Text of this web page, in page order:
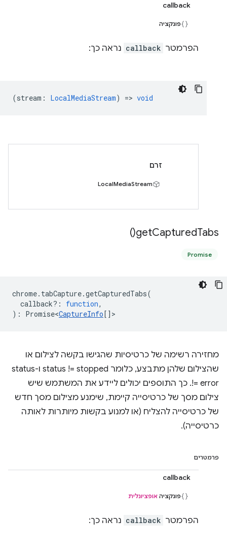
callback
פונקציה
הפרמטר callback נראה כך:
(stream : LocalMediaStream) => void
זרם
LocalMediaStream
getCapturedTabs(
)
Promise
chrome. tabCapture.getCapturedTabs(
callback? : function,
) : Promise<CaptureInfo[] >
מחזירה רשימה של כרטיסיות שהגישו בקשה לצילום או
שהצילום שלהן מתבצע, כלומר status != stopped ו-status
!= error. כך התוספים יכולים ליידע את המשתמש שיש
צילום מסך של כרטיסייה קיימת, שימנע מצילום מסך חדש
של כרטיסייה להצליח (או למנוע בקשות מיותרות לאותה
כרטיסייה).
פרמטרים
callback
פונקציה אופציונלית
הפרמטר callback נראה כך: